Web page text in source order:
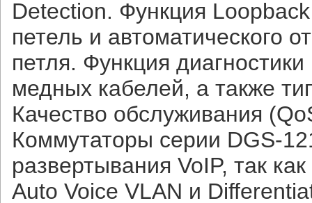
Detection. Функция
петель и автоматического
петля. Функция
медных кабелей, а также
Качество обслуживания
Коммутаторы серии DGS-
развертывания VoIP, так
Auto Voice VLAN и